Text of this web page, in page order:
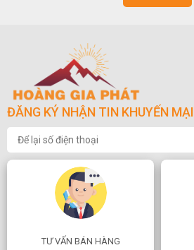
ĐĂNG KÝ NHẬN TIN KHUYẾN MẠI
TƯ VẤN BÁN HÀNG